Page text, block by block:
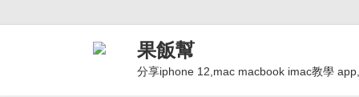
果飯幫
分享iphone 12,mac macbook imac教學